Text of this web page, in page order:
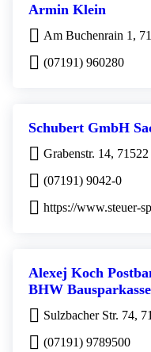
Armin Klein
Am Buchenrain 1,
(07191) 960280
Schubert GmbH
Grabenstr. 14,
(07191) 9042-0
https://www.steuer-
Alexej Koch
BHW Bausparkasse
Sulzbacher Str. 74,
(07191) 9789500